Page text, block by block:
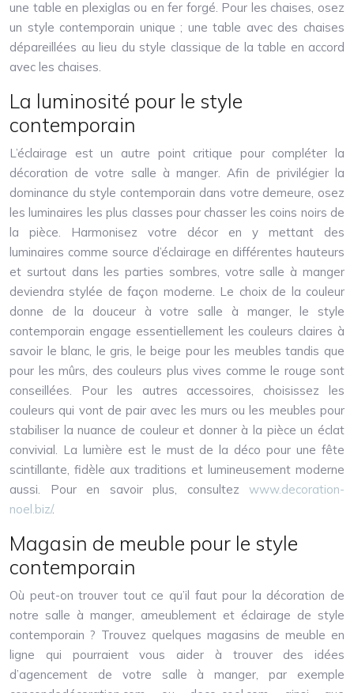
une table en plexiglas ou en fer forgé. Pour les chaises, osez
un style contemporain unique ; une table avec des chaises
dépareillées au lieu du style classique de la table en accord
avec les chaises.
La luminosité pour le style
contemporain
L’éclairage est un autre point critique pour compléter la
décoration de votre salle à manger. Afin de privilégier la
dominance du style contemporain dans votre demeure, osez
les luminaires les plus classes pour chasser les coins noirs de
la pièce. Harmonisez votre décor en y mettant des
luminaires comme source d’éclairage en différentes hauteurs
et surtout dans les parties sombres, votre salle à manger
deviendra stylée de façon moderne. Le choix de la couleur
donne de la douceur à votre salle à manger, le style
contemporain engage essentiellement les couleurs claires à
savoir le blanc, le gris, le beige pour les meubles tandis que
pour les mûrs, des couleurs plus vives comme le rouge sont
conseillées. Pour les autres accessoires, choisissez les
couleurs qui vont de pair avec les murs ou les meubles pour
stabiliser la nuance de couleur et donner à la pièce un éclat
convivial. La lumière est le must de la déco pour une fête
scintillante, fidèle aux traditions et lumineusement moderne
aussi. Pour en savoir plus, consultez www.decoration-
noel.biz/.
Magasin de meuble pour le style
contemporain
Où peut-on trouver tout ce qu’il faut pour la décoration de
notre salle à manger, ameublement et éclairage de style
contemporain ? Trouvez quelques magasins de meuble en
ligne qui pourraient vous aider à trouver des idées
d’agencement de votre salle à manger, par exemple